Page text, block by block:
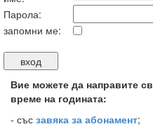
Парола:
запомни ме:
Вие можете да направите
време на годината:
- със завяка за абонамент;